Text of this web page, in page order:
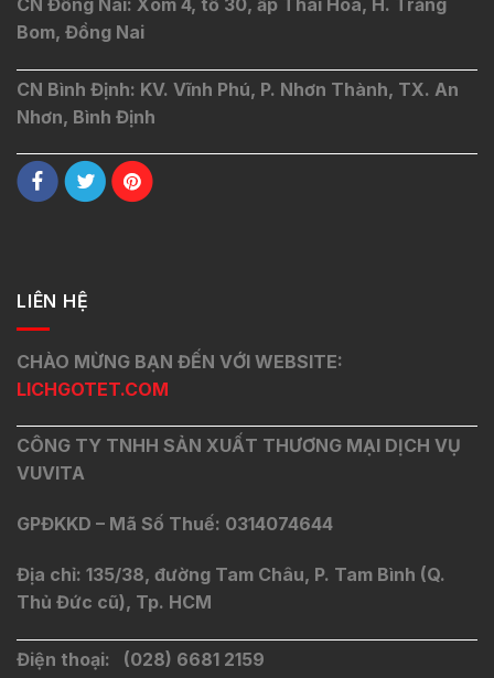
Bom, Đồng Nai
CN Bình Định: KV. Vĩnh Phú, P. Nhơn Thành, TX. An
Nhơn, Bình Định
LIÊN HỆ
CHÀO MỪNG BẠN ĐẾN VỚI WEBSITE:
LICHGOTET.COM
CÔNG TY TNHH SẢN XUẤT THƯƠNG MẠI DỊCH VỤ
VUVITA
GPĐKKD – Mã Số Thuế: 0314074644
Địa chỉ: 135/38, đường Tam Châu, P. Tam Bình (Q.
Thủ Đức cũ), Tp. HCM
Điện thoại: (028) 6681 2159